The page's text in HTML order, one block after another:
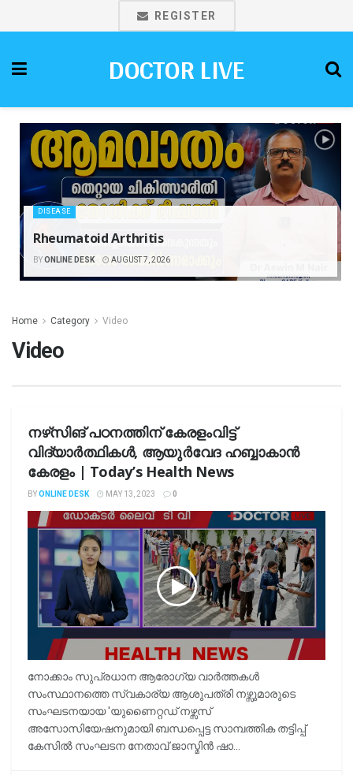
REGISTER
DOCTOR LIVE
DISEASE
Rheumatoid Arthritis
BYONLINE DESK AUGUST 7, 2026
Home Category Video
Video
നഴ്‌സിങ് പഠനത്തിന് കേരളംവിട്ട്
വിദ്യാര്‍ത്ഥികള്‍, ആയുര്‍വേദ ഹബ്ബാകാന്‍
കേരളം | Today’s Health News
BYONLINE DESK MAY 13, 2023 0
നോക്കാം സുപ്രധാന ആരോഗ്യ വാർത്തകൾ
സംസ്ഥാനത്തെ സ്വകാര്യ ആശുപത്രി നഴ്സുമാരുടെ
സംഘടനയായ 'യുണൈറ്റഡ് നഴ്സസ്
അസോസിയേഷനുമായി ബന്ധപ്പെട്ട സാമ്പത്തിക തട്ടിപ്പ്
കേസിൽ സംഘടന നേതാവ് ജാസ്മിൻ ഷാ...